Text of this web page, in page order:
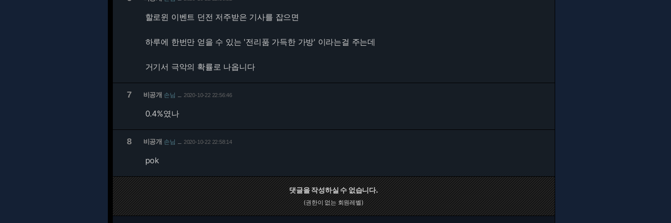
할로윈 이벤트 던전 저주받은 기사를 잡으면
하루에 한번만 얻을 수 있는 '전리품 가득한 가방' 이라는걸 주는데
거기서 극악의 확률로 나옵니다
7 비공개 손님 2020-10-22 22:56:46
0.4%였나
8 비공개 손님 2020-10-22 22:58:14
pok
댓글을 작성하실 수 없습니다.
(권한이 없는 회원레벨)